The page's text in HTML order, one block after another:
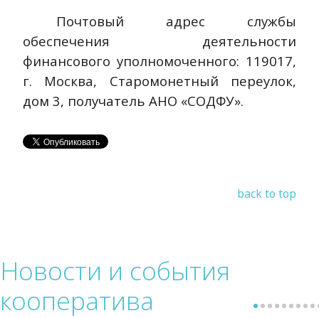
Почтовый адрес службы
обеспечения деятельности
финансового уполномоченного: 119017,
г. Москва, Старомонетный переулок,
дом 3, получатель АНО «СОДФУ».
back to top
Новости и события
кооператива